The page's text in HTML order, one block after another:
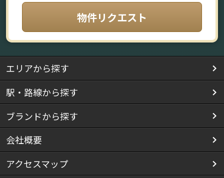
物件リクエスト
エリアから探す
駅・路線から探す
ブランドから探す
会社概要
アクセスマップ